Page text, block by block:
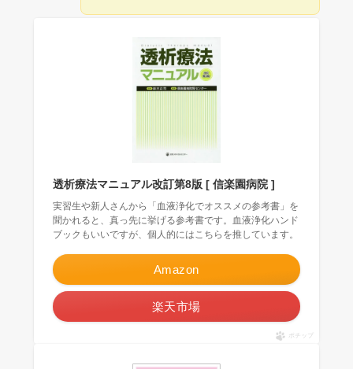
透析療法マニュアル改訂第8版 [ 信楽園病院 ]
実習生や新人さんから「血液浄化でオススメの参考書」を
聞かれると、真っ先に挙げる参考書です。血液浄化ハンド
ブックもいいですが、個人的にはこちらを推しています。
Amazon
楽天市場
ポチップ